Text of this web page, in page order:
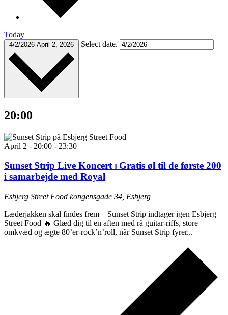
Today
4/2/2026 April 2, 2026 Select date.
20:00
April 2 - 20:00 - 23:30
Sunset Strip Live Koncert ⏐ Gratis øl til de første 200
i samarbejde med Royal
Esbjerg Street Food kongensgade 34, Esbjerg
Læderjakken skal findes frem – Sunset Strip indtager igen Esbjerg
Street Food 🔥 Glæd dig til en aften med rå guitar-riffs, store
omkvæd og ægte 80’er-rock’n’roll, når Sunset Strip fyrer...